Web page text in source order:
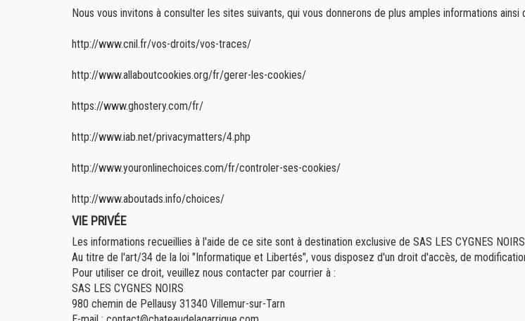
Nous vous invitons à consulter les sites suivants, qui vous donnerons de plus amples informations
http://www.cnil.fr/vos-droits/vos-traces/
http://www.allaboutcookies.org/fr/gerer-les-cookies/
https://www.ghostery.com/fr/
http://www.iab.net/privacymatters/4.php
http://www.youronlinechoices.com/fr/controler-ses-cookies/
http://www.aboutads.info/choices/
VIE PRIVÉE
Les informations recueillies à l'aide de ce site sont à destination exclusive de SAS LES CYGNES
Au titre de l'art/34 de la loi "Informatique et Libertés", vous disposez d'un droit d'accès, de
Pour utiliser ce droit, veuillez nous contacter par courrier à :
SAS LES CYGNES NOIRS
980 chemin de Pellausy 31340 Villemur-sur-Tarn